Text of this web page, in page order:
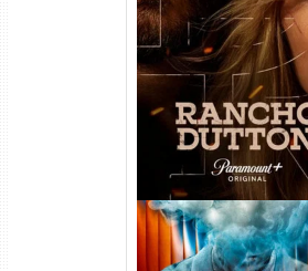
Rancho Dutton 1ª
Temporada Torrent
WEB-DL 1080p Dual